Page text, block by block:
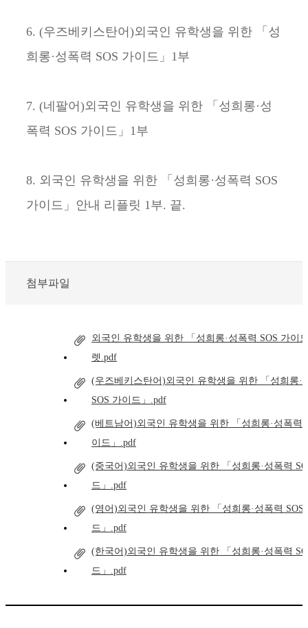
6. (우즈베키스탄어)외국인 유학생을 위한 「성
희롱·성폭력 SOS 가이드」1부
7. (네팔어)외국인 유학생을 위한 「성희롱·성
폭력 SOS 가이드」1부
8. 외국인 유학생을 위한 「성희롱·성폭력 SOS
가이드」안내 리플릿 1부. 끝.
첨부파일
외국인 유학생을 위한 「성희롱·성폭력 SOS 가이
렛.pdf
(우즈베키스탄어)외국인 유학생을 위한 「성희롱·
SOS 가이드」.pdf
(베트남어)외국인 유학생을 위한 「성희롱·성폭력
이드」.pdf
(중국어)외국인 유학생을 위한 「성희롱·성폭력
드」.pdf
(영어)외국인 유학생을 위한 「성희롱·성폭력 SOS
드」.pdf
(한국어)외국인 유학생을 위한 「성희롱·성폭력
드」.pdf